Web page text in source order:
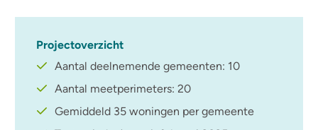
Projectoverzicht
Aantal deelnemende gemeenten: 10
Aantal meetperimeters: 20
Gemiddeld 35 woningen per gemeente